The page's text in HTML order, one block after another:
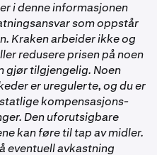
i denne informasjonen
som oppstår
Kraken arbeider ikke og
redusere prisen på noen
gjør tilgjengelig. Noen
er uregulerte, og du er
kompensasjons-
Den uforutsigbare
kan føre til tap av midler.
eventuell avkastning